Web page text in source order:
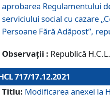
aprobarea Regulamentului
serviciului social cu cazare
Persoane Fără Adăpost”,
Observații : Republică
717/17.12.2021
Titlu: Modificarea anexei la